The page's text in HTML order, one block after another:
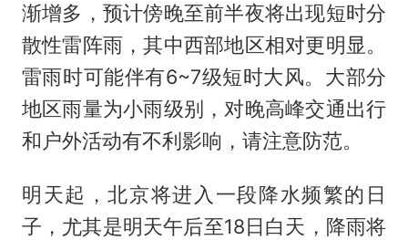
渐增多，预计傍晚至前半夜将出现短时分
散性雷阵雨，其中西部地区相对更明显。
雷雨时可能伴有6~7级短时大风。大部分
地区雨量为小雨级别，对晚高峰交通出行
和户外活动有不利影响，请注意防范。
明天起，北京将进入一段降水频繁的日
子，尤其是明天午后至18日白天，降雨将